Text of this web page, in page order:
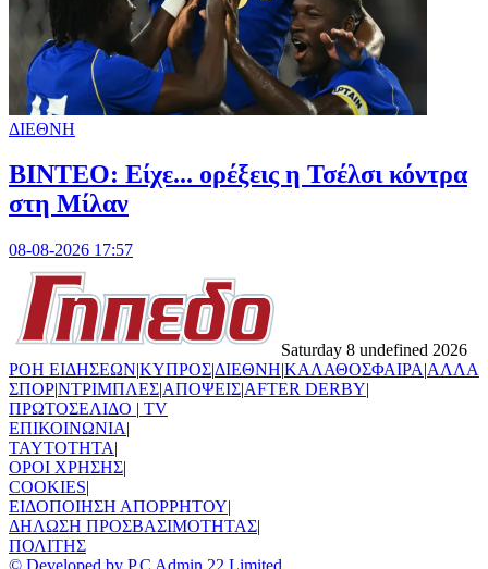
ΔΙΕΘΝΗ
BINTEO: Είχε... ορέξεις η Τσέλσι κόντρα
στη Μίλαν
08-08-2026 17:57
Saturday 8 undefined 2026
ΡΟΗ ΕΙΔΗΣΕΩΝ|ΚΥΠΡΟΣ|ΔΙΕΘΝΗ|ΚΑΛΑΘΟΣΦΑΙΡΑ|ΑΛΛΑ
ΣΠΟΡ|ΝΤΡΙΜΠΛΕΣ|ΑΠΟΨΕΙΣ|AFTER DERBY|
ΠΡΩΤΟΣΕΛΙΔΟ | TV
ΕΠΙΚΟΙΝΩΝΙΑ|
TAYTOTHTA|
ΟΡΟΙ ΧΡΗΣΗΣ|
COOKIES|
ΕΙΔΟΠΟΙΗΣΗ ΑΠΟΡΡΗΤΟΥ|
ΔΗΛΩΣΗ ΠΡΟΣΒΑΣΙΜΟΤΗΤΑΣ|
ΠΟΛΙΤΗΣ
© Developed by P.C Admin 22 Limited